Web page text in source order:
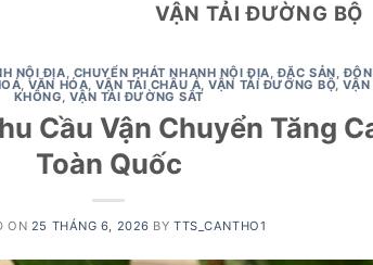
VẬN TẢI ĐƯỜNG BỘ
NỘI ĐỊA, CHUYỂN PHÁT NHANH NỘI ĐỊA,ĐẶC SẢN,
,VĂN HÓA,VẬN TẢI CHÂU Á,VẬN TẢI ĐƯỜNG BỘ,
KHÔNG,VẬN TẢI ĐƯỜNG SẮT
Cầu Vận Chuyển Tăng
Toàn Quốc
ON 25 THÁNG 6, 2026 BYTTS_CANTHO1